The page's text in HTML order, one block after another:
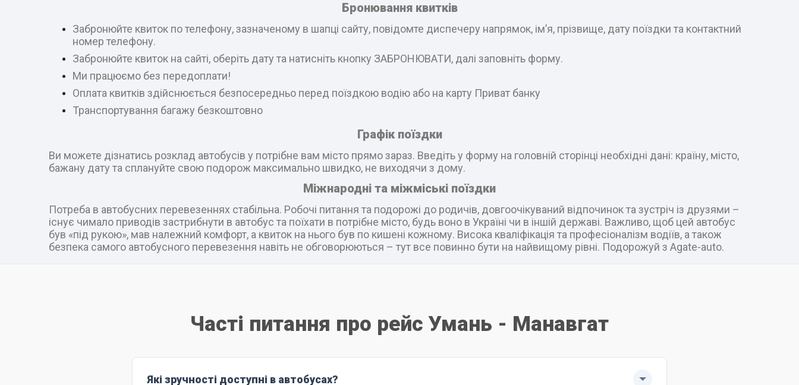
Бронювання квитків
Забронюйте квиток по телефону, зазначеному в шапці сайту, повідомте диспечеру напрямок, ім’я, прізвище, дату поїздки та контактний
номер телефону.
Забронюйте квиток на сайті, оберіть дату та натисніть кнопку ЗАБРОНЮВАТИ, далі заповніть форму.
Ми працюємо без передоплати!
Оплата квитків здійснюється безпосередньо перед поїздкою водію або на карту Приват банку
Транспортування багажу безкоштовно
Графік поїздки
Ви можете дізнатись розклад автобусів у потрібне вам місто прямо зараз. Введіть у форму на головній сторінці необхідні дані: країну, місто,
бажану дату та сплануйте свою подорож максимально швидко, не виходячи з дому.
Міжнародні та міжміські поїздки
Потреба в автобусних перевезеннях стабільна. Робочі питання та подорожі до родичів, довгоочікуваний відпочинок та зустріч із друзями –
існує чимало приводів застрибнути в автобус та поїхати в потрібне місто, будь воно в Україні чи в іншій державі. Важливо, щоб цей автобус
був «під рукою», мав належний комфорт, а квиток на нього був по кишені кожному. Висока кваліфікація та професіоналізм водіїв, а також
безпека самого автобусного перевезення навіть не обговорюються – тут все повинно бути на найвищому рівні. Подорожуй з Agate-auto.
Часті питання про рейс Умань - Манавгат
Які зручності доступні в автобусах?